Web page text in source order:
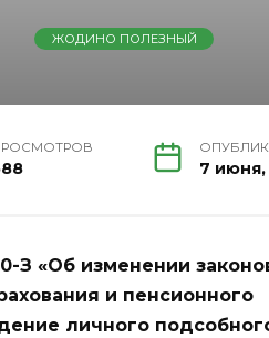
ЖОДИНО ПОЛЕЗНЫЙ
7
З «Об изменении
и пенсионного
личного